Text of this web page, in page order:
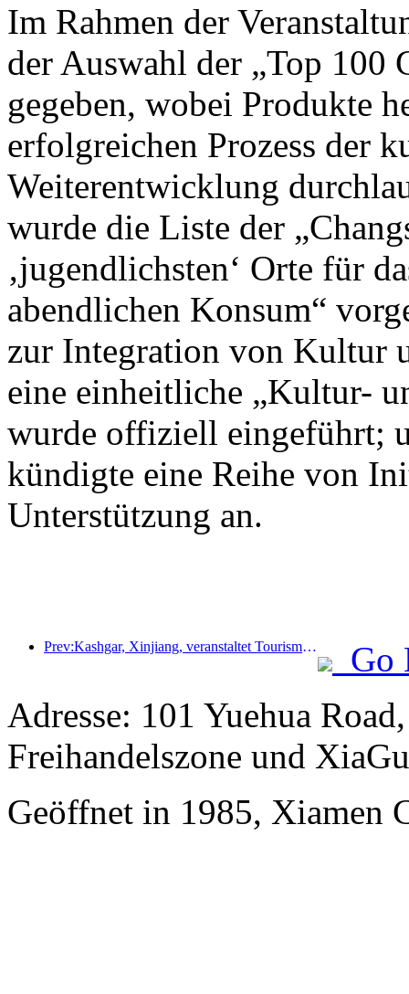
Im Rahmen der
der Auswahl der „Top 100
gegeben, wobei Produkte
erfolgreichen Prozess der
Weiterentwicklung
wurde die Liste der
‚jugendlichsten‘ Orte für
abendlichen Konsum“
zur Integration von Kultur
eine einheitliche „Kultur-
wurde offiziell eingeführt;
kündigte eine Reihe von
Unterstützung an.
Prev:Kashgar, Xinjiang, veranstaltet Tourismus-Werbeevent zur Förderung des interethnischen Austauschs.
Go
Adresse: 101 Yuehua
Freihandelszone und
Geöffnet in 1985, Xiamen